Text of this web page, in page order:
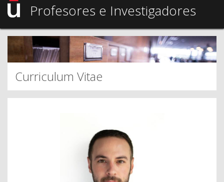
Profesores e Investigadores
Curriculum Vitae